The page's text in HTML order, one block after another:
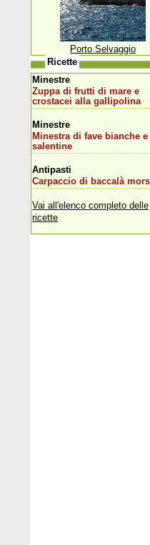
Porto Selvaggio
Ricette
Minestre
Zuppa di frutti di mare e
crostacei alla gallipolina
Minestre
Minestra di fave bianche
salentine
Antipasti
Carpaccio di baccalà
Vai all'elenco completo delle
ricette